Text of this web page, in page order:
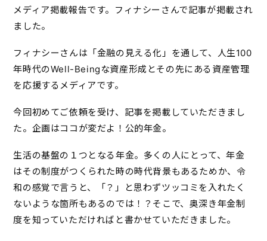
メディア掲載報告です。フィナシーさんで記事が掲載され
ました。
フィナシーさんは「金融の見える化」を通して、人生100
年時代のWell-Beingな資産形成とその先にある資産管理
を応援するメディアです。
今回初めてご依頼を受け、記事を掲載していただきまし
た。企画はココが変だよ！公的年金。
生活の基盤の１つとなる年金。多くの人にとって、年金
はその制度がつくられた時の時代背景もあるためか、令
和の感覚で言うと、「？」と思わずツッコミを入れたく
ないような箇所もあるのでは！？そこで、奥深き年金制
度を知っていただければと書かせていただきました。